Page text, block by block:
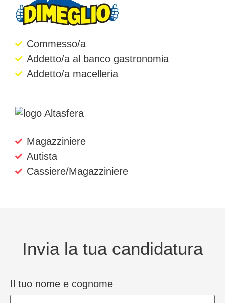
Commesso/a
Addetto/a al banco gastronomia
Addetto/a macelleria
Magazziniere
Autista
Cassiere/Magazziniere
Invia la tua candidatura
Il tuo nome e cognome